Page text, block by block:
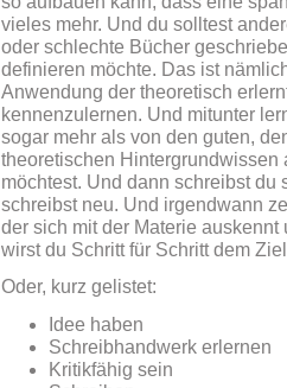
vieles mehr. Und du solltest
oder schlechte Bücher
definieren möchte. Das ist
Anwendung der theoretisch
kennenzulernen. Und mitunter
sogar mehr als von den guten,
theoretischen
möchtest. Und dann schreibst du
schreibst neu. Und irgendwann
der sich mit der Materie
wirst du Schritt für Schritt dem
Oder, kurz gelistet:
Idee haben
Schreibhandwerk erlernen
Kritikfähig sein